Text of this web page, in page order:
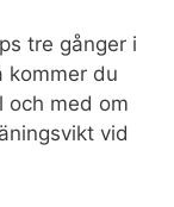
tre gånger i
kommer du
och med om
vid